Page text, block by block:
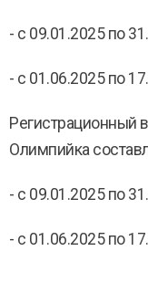
- с 09.01.2025 по
- с 01.06.2025 по
Регистрационный
Олимпийка
- с 09.01.2025 по
- с 01.06.2025 по